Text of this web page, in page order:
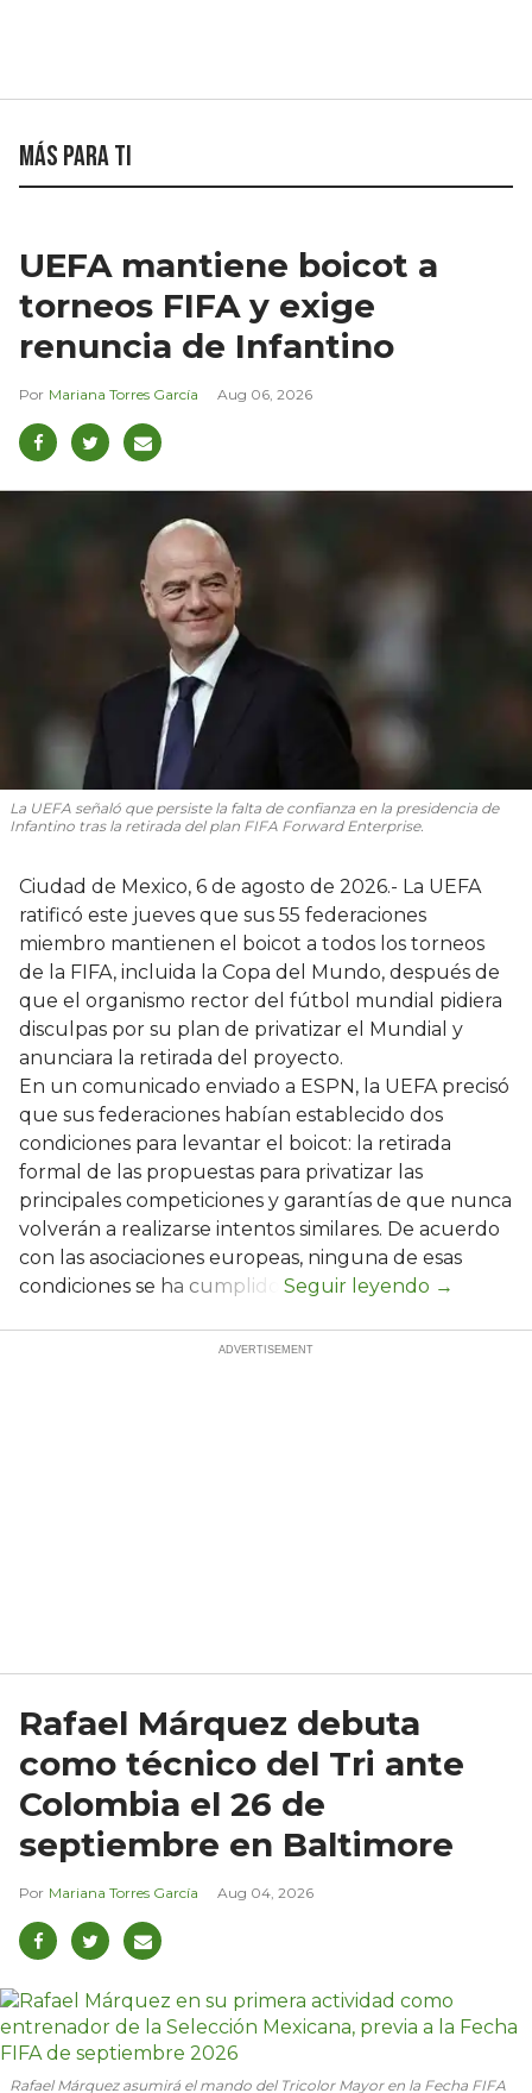
Más para ti
UEFA mantiene boicot a
torneos FIFA y exige
renuncia de Infantino
Mariana Torres García Aug 06, 2026
La UEFA señaló que persiste la falta de confianza en la presidencia de
Infantino tras la retirada del plan FIFA Forward Enterprise.
Ciudad de Mexico, 6 de agosto de 2026.- La UEFA
ratificó este jueves que sus 55 federaciones
miembro mantienen el boicot a todos los torneos
de la FIFA, incluida la Copa del Mundo, después de
que el organismo rector del fútbol mundial pidiera
disculpas por su plan de privatizar el Mundial y
anunciara la retirada del proyecto.
En un comunicado enviado a ESPN, la UEFA precisó
que sus federaciones habían establecido dos
condiciones para levantar el boicot: la retirada
formal de las propuestas para privatizar las
principales competiciones y garantías de que nunca
volverán a realizarse intentos similares. De acuerdo
con las asociaciones europeas, ninguna de esas
condiciones se ha cumplido.
Rafael Márquez debuta
como técnico del Tri ante
Colombia el 26 de
septiembre en Baltimore
Mariana Torres García Aug 04, 2026
Rafael Márquez asumirá el mando del Tricolor Mayor en la Fecha FIFA